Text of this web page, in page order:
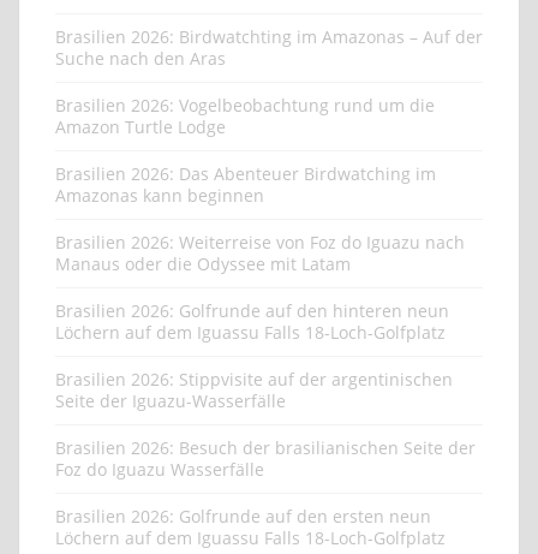
Brasilien 2026: Birdwatchting im Amazonas – Auf der
Suche nach den Aras
Brasilien 2026: Vogelbeobachtung rund um die
Amazon Turtle Lodge
Brasilien 2026: Das Abenteuer Birdwatching im
Amazonas kann beginnen
Brasilien 2026: Weiterreise von Foz do Iguazu nach
Manaus oder die Odyssee mit Latam
Brasilien 2026: Golfrunde auf den hinteren neun
Löchern auf dem Iguassu Falls 18-Loch-Golfplatz
Brasilien 2026: Stippvisite auf der argentinischen
Seite der Iguazu-Wasserfälle
Brasilien 2026: Besuch der brasilianischen Seite der
Foz do Iguazu Wasserfälle
Brasilien 2026: Golfrunde auf den ersten neun
Löchern auf dem Iguassu Falls 18-Loch-Golfplatz